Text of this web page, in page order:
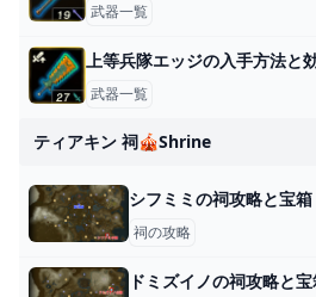
武器一覧
上等兵隊エッジの入手方法と
武器一覧
ティアキン 祠🎪shrine
シフミミの祠攻略と宝
祠の攻略
ドミズイノの祠攻略と